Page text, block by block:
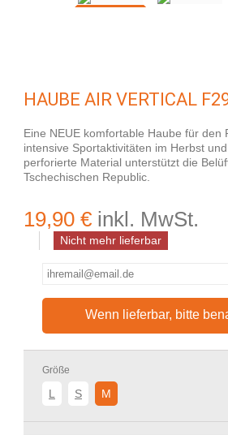
HAUBE AIR VERTICAL
Eine NEUE komfortable Haube für den
intensive Sportaktivitäten im Herbst
perforierte Material unterstützt die
Tschechischen Republic.
19,90 € inkl. MwSt.
Nicht mehr lieferbar
Wenn lieferbar, bitte
Größe
L S M